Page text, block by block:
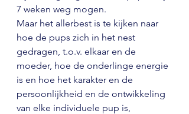
7 weken weg mogen.
Maar het allerbest is te kijken naar
hoe de pups zich in het nest
gedragen, t.o.v. elkaar en de
moeder, hoe de onderlinge energie
is en hoe het karakter en de
persoonlijkheid en de ontwikkeling
van elke individuele pup is,